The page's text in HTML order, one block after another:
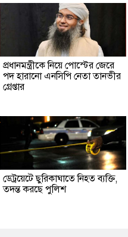
প্রধানমন্ত্রীকে নিয়ে পোস্টের জেরে
পদ হারানো এনসিপি নেতা তানভীর
গ্রেপ্তার
ডেট্রয়েটে ছুরিকাঘাতে নিহত ব্যক্তি,
তদন্ত করছে পুলিশ